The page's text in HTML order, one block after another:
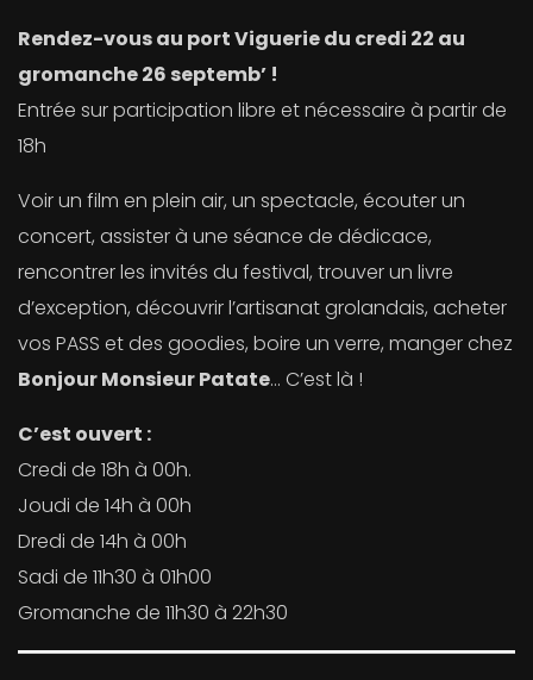
Rendez-vous au port Viguerie du credi 22 au
gromanche 26 septemb’ !
Entrée sur participation libre et nécessaire à partir de
18h
Voir un film en plein air, un spectacle, écouter un
concert, assister à une séance de dédicace,
rencontrer les invités du festival, trouver un livre
d’exception, découvrir l’artisanat grolandais, acheter
vos PASS et des goodies, boire un verre, manger chez
Bonjour Monsieur Patate… C’est là !
C’est ouvert :
Credi de 18h à 00h.
Joudi de 14h à 00h
Dredi de 14h à 00h
Sadi de 11h30 à 01h00
Gromanche de 11h30 à 22h30